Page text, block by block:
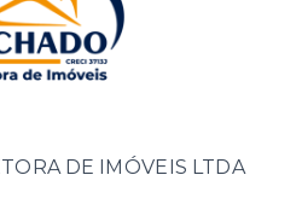
DE IMÓVEIS LTDA